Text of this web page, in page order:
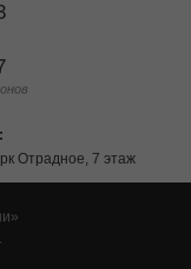
Отрадное, 7 этаж